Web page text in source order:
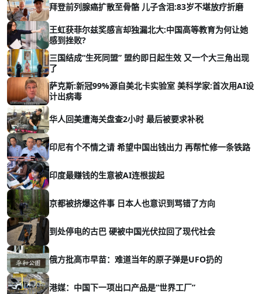
拜登前列腺癌扩散至骨骼 儿子含泪:83岁不堪放疗折磨
王虹获菲尔兹奖感言却独漏北大:中国高等教育为何让她
感到挫败?
三国结成“生死同盟” 盟约即日起生效 又一个大三角出现
了
萨克斯:新冠99%源自美北卡实验室 美科学家:首次用AI设
计出病毒
华人回美遭海关盘查2小时 最后被要求补税
印尼有个不情之请 希望中国出钱出力 再帮忙修一条铁路
印度最赚钱的生意被AI连根拔起
京都被挤爆这件事 日本人也意识到骂错了方向
到处停电的古巴 硬被中国光伏拉回了现代社会
俄方批高市早苗：难道当年的原子弹是UFO扔的
港媒：中国下一项出口产品是“世界工厂”